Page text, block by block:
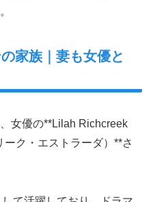
家族｜妻も女優と
女優の**Lilah Richcreek
ク・エストラーダ）**さ